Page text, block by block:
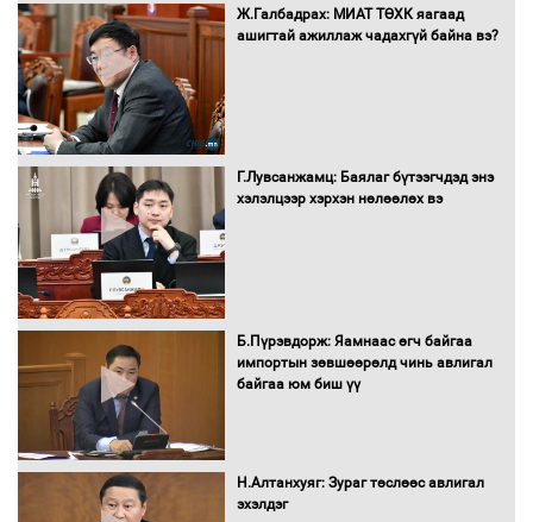
Бүх шатанд хэмнэлтийн горимд
шилжиж, найр наадам, зөвлөгөөн,
Ж.Галбадрах: МИАТ ТӨХК яагаад
ашигтай ажиллаж чадахгүй байна вэ?
Г.Лувсанжамц: Баялаг бүтээгчдэд энэ
хэлэлцээр хэрхэн нөлөөлөх вэ
Б.Пүрэвдорж: Яамнаас өгч байгаа
импортын зөвшөөрөлд чинь авлигал
байгаа юм биш үү
Н.Алтанхуяг: Зураг төслөөс авлигал
эхэлдэг